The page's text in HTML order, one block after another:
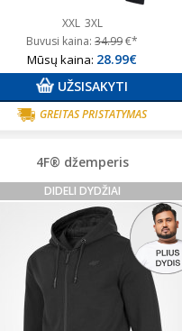
XXL 3XL
Buvusi kaina:34.99€*
Mūsų kaina: 28.99€
UŽSISAKYTI
GREITAS PRISTATYMAS
4F® džemperis
DIDELI DYDŽIAI